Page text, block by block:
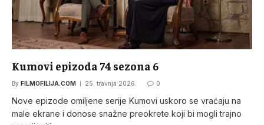
Kumovi epizoda 74 sezona 6
By FILMOFILIJA.COM 25. travnja 2026. 0
Nove epizode omiljene serije Kumovi uskoro se vraćaju na
male ekrane i donose snažne preokrete koji bi mogli trajno